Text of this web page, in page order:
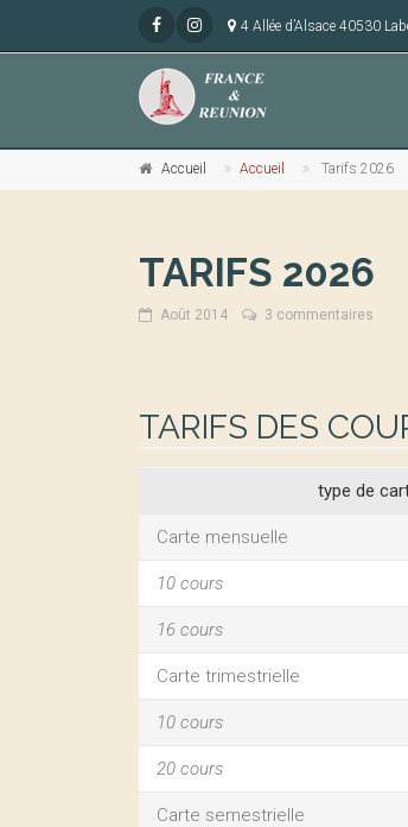
4 Allée d’Alsace 40530
Accueil Accueil Tarifs 2026
TARIFS 2026
Août 2014 3 commentaires
TARIFS DES
type de
Carte mensuelle
10 cours
16 cours
Carte trimestrielle
10 cours
20 cours
Carte semestrielle